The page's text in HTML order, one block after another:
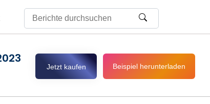
Jetzt kaufen Beispiel herunterladen